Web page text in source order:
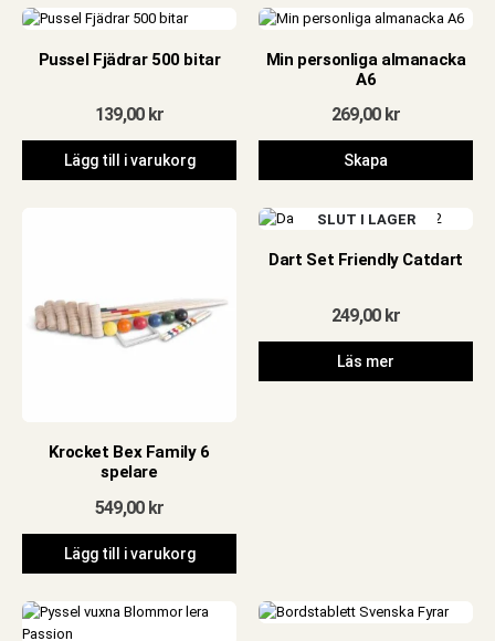
Pussel Fjädrar 500 bitar
139,00 kr
Lägg till i varukorg
Min personliga almanacka
A6
269,00 kr
Skapa
Krocket Bex Family 6
spelare
549,00 kr
Lägg till i varukorg
SLUT I LAGER
Dart Set Friendly Catdart
249,00 kr
Läs mer